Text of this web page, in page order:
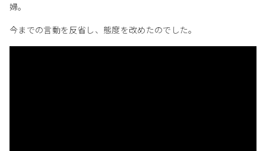
婦。
今までの言動を反省し、態度を改めたのでした。